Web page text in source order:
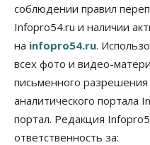
Цены в ресторанах
10 Августа 2026, 13:00
Власть
Духовная и
церковь посетит 50
области
соблюдении правил
Infopro54.ru и наличии
на infopro54.ru.
всех фото и видео-
письменного
аналитического портала
портал. Редакция
ответственность за: